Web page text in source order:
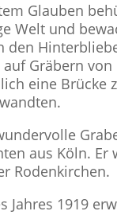
Glauben
Welt und
den
Gräbern
eine Brücke
aus Köln.
Rodenkirchen.
Jahres 1919